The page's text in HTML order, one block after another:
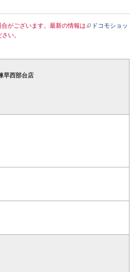
がございます。最新の情報は
ドコモショッ
い。
早西部台店